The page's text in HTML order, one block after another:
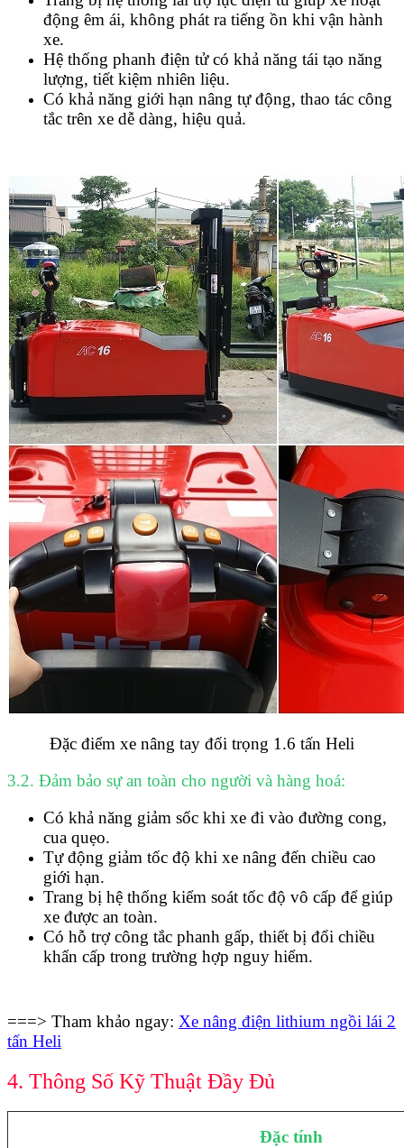
động êm ái, không phát ra tiếng ồn khi vận hành
xe.
Hệ thống phanh điện tử có khả năng tái tạo năng
lượng, tiết kiệm nhiên liệu.
Có khả năng giới hạn nâng tự động, thao tác công
tắc trên xe dễ dàng, hiệu quả.
Đặc điểm xe nâng tay đối trọng 1.6 tấn Heli
3.2. Đảm bảo sự an toàn cho người và hàng hoá:
Có khả năng giảm sốc khi xe đi vào đường cong,
cua quẹo.
Tự động giảm tốc độ khi xe nâng đến chiều cao
giới hạn.
Trang bị hệ thống kiểm soát tốc độ vô cấp để giúp
xe được an toàn.
Có hỗ trợ công tắc phanh gấp, thiết bị đổi chiều
khẩn cấp trong trường hợp nguy hiểm.
===> Tham khảo ngay: Xe nâng điện lithium ngồi lái 2
tấn Heli
4. Thông Số Kỹ Thuật Đầy Đủ
Đặc tính